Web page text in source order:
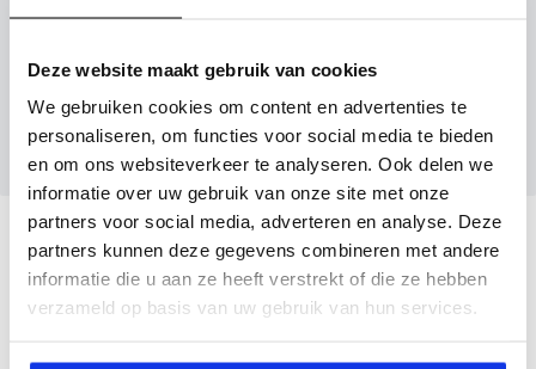
Deze website maakt gebruik van cookies
We gebruiken cookies om content en advertenties te
personaliseren, om functies voor social media te bieden
en om ons websiteverkeer te analyseren. Ook delen we
informatie over uw gebruik van onze site met onze
partners voor social media, adverteren en analyse. Deze
partners kunnen deze gegevens combineren met andere
informatie die u aan ze heeft verstrekt of die ze hebben
verzameld op basis van uw gebruik van hun services.
Inruilvoorstel aanvragen
Wanneer je foto’s meestuurt ontvang je op
maandag tot en met vrijdag binnen enkele uren
een voorstel.
Veelgestelde vragen
Wanneer kan ik een proefrit maken?